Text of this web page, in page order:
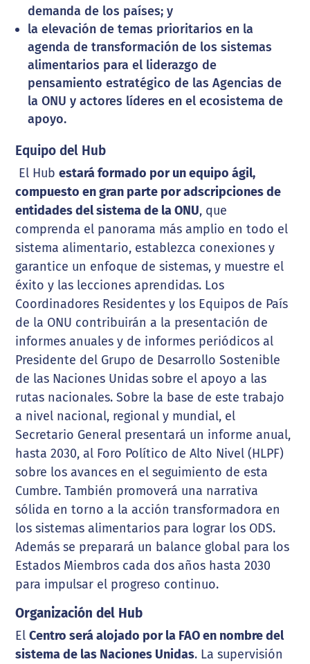
demanda de los países; y
la elevación de temas prioritarios en la
agenda de transformación de los sistemas
alimentarios para el liderazgo de
pensamiento estratégico de las Agencias de
la ONU y actores líderes en el ecosistema de
apoyo.
Equipo del Hub
El Hubestará formado por un equipo ágil,
compuesto en gran parte por adscripciones de
entidades del sistema de la ONU, que
comprenda el panorama más amplio en todo el
sistema alimentario, establezca conexiones y
garantice un enfoque de sistemas, y muestre el
éxito y las lecciones aprendidas. Los
Coordinadores Residentes y los Equipos de País
de la ONU contribuirán a la presentación de
informes anuales y de informes periódicos al
Presidente del Grupo de Desarrollo Sostenible
de las Naciones Unidas sobre el apoyo a las
rutas nacionales. Sobre la base de este trabajo
a nivel nacional, regional y mundial, el
Secretario General presentará un informe anual,
hasta 2030, al Foro Político de Alto Nivel (HLPF)
sobre los avances en el seguimiento de esta
Cumbre. También promoverá una narrativa
sólida en torno a la acción transformadora en
los sistemas alimentarios para lograr los ODS.
Además se preparará un balance global para los
Estados Miembros cada dos años hasta 2030
para impulsar el progreso continuo.
Organización del Hub
ElCentro será alojado por la FAO en nombre del
sistema de las Naciones Unidas. La supervisión